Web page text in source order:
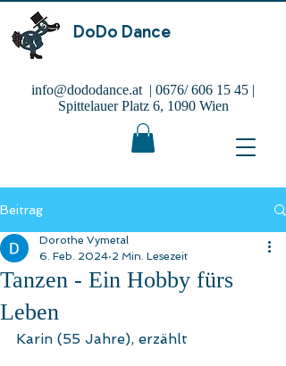
DoDo Dance
info@dododance.at | 0676/606 15 45 |
Spittelauer Platz 6, 1090 Wien
Beitrag
Tanzen - Ein Hobby fürs
Leben
Dorothe Vymetal
6. Feb. 2024 2 Min. Lesezeit
Karin (55 Jahre), erzählt